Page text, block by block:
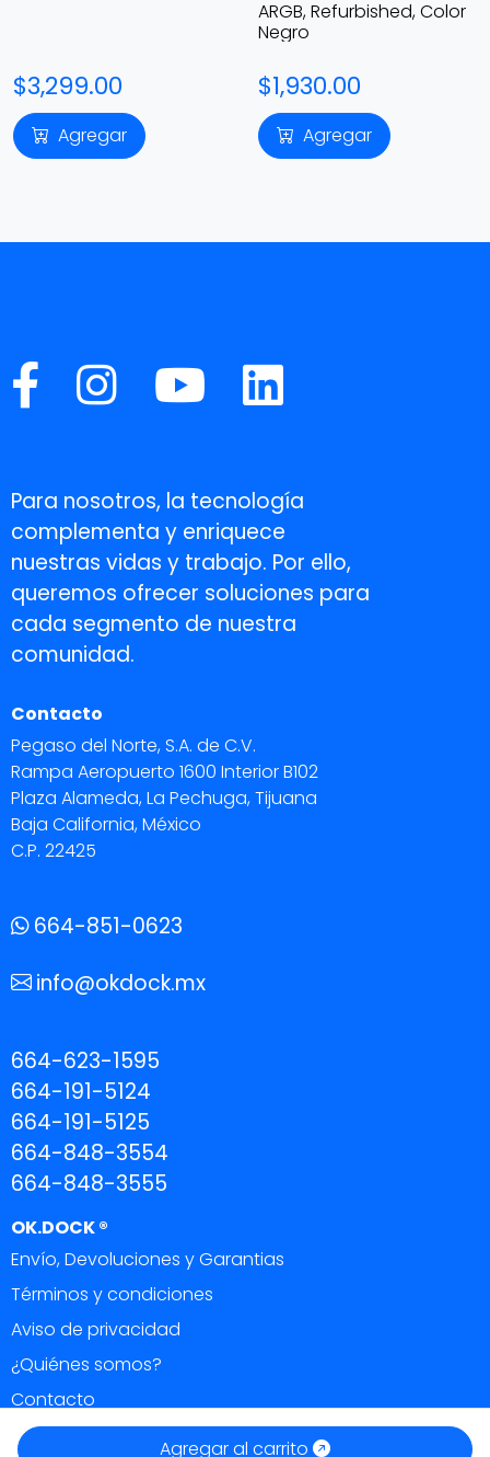
Agregar al carrito
$3,299.00
Agregar
ARGB, Refurbished, Color
Negro
$1,930.00
Agregar
Para nosotros, la tecnología
complementa y enriquece
nuestras vidas y trabajo. Por ello,
queremos ofrecer soluciones para
cada segmento de nuestra
comunidad.
Contacto
Pegaso del Norte, S.A. de C.V.
Rampa Aeropuerto 1600 Interior B102
Plaza Alameda, La Pechuga, Tijuana
Baja California, México
C.P. 22425
664-851-0623
info@okdock.mx
664-623-1595
664-191-5124
664-191-5125
664-848-3554
664-848-3555
OK.DOCK ®
Envío, Devoluciones y Garantias
Términos y condiciones
Aviso de privacidad
¿Quiénes somos?
Contacto
Todos los derechos reservados 2026.